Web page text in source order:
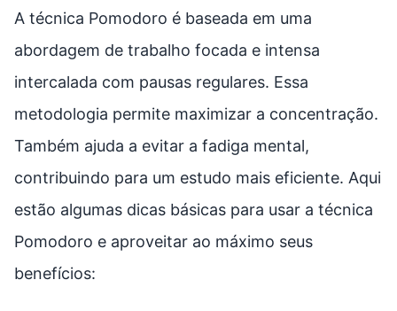
A técnica Pomodoro é baseada em uma
abordagem de trabalho focada e intensa
intercalada com pausas regulares. Essa
metodologia permite maximizar a concentração.
Também ajuda a evitar a fadiga mental,
contribuindo para um estudo mais eficiente. Aqui
estão algumas dicas básicas para usar a técnica
Pomodoro e aproveitar ao máximo seus
benefícios: